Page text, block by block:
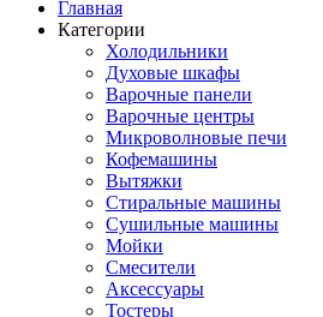
Главная
Категории
Холодильники
Духовые шкафы
Варочные панели
Варочные центры
Микроволновые печи
Кофемашины
Вытяжки
Стиральные машины
Сушильные машины
Мойки
Смесители
Аксессуары
Тостеры